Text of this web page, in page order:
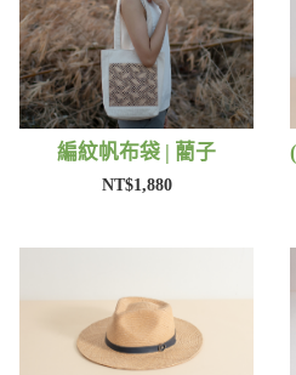
編紋帆布袋 | 藺子
NT$1,880